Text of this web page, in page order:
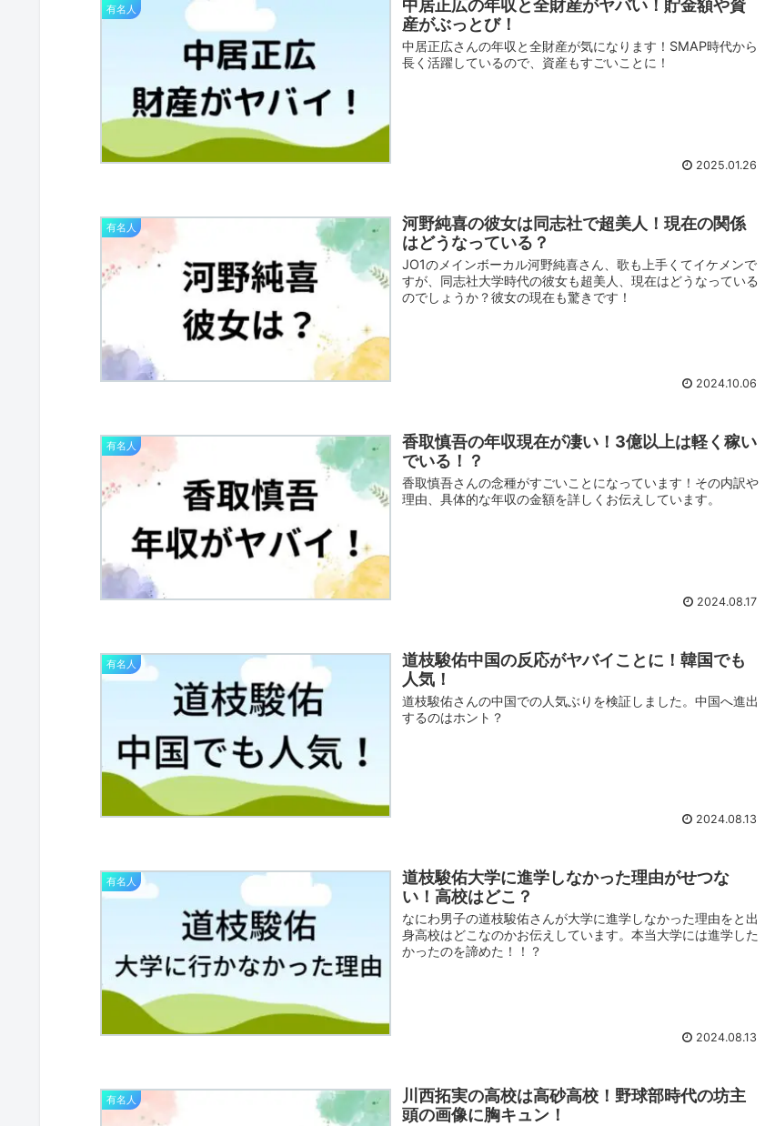
有名人
中居正広の年収と全財産がヤバい！貯金額や資
産がぶっとび！
中居正広さんの年収と全財産が気になります！SMAP時代から
長く活躍しているので、資産もすごいことに！
2025.01.26
有名人
河野純喜の彼女は同志社で超美人！現在の関係
はどうなっている？
JO1のメインボーカル河野純喜さん、歌も上手くてイケメンで
すが、同志社大学時代の彼女も超美人、現在はどうなっている
のでしょうか？彼女の現在も驚きです！
2024.10.06
有名人
香取慎吾の年収現在が凄い！3億以上は軽く稼い
でいる！？
香取慎吾さんの念種がすごいことになっています！その内訳や
理由、具体的な年収の金額を詳しくお伝えしています。
2024.08.17
有名人
道枝駿佑中国の反応がヤバイことに！韓国でも
人気！
道枝駿佑さんの中国での人気ぶりを検証しました。中国へ進出
するのはホント？
2024.08.13
有名人
道枝駿佑大学に進学しなかった理由がせつな
い！高校はどこ？
なにわ男子の道枝駿佑さんが大学に進学しなかった理由をと出
身高校はどこなのかお伝えしています。本当大学には進学した
かったのを諦めた！！？
2024.08.13
有名人
川西拓実の高校は高砂高校！野球部時代の坊主
頭の画像に胸キュン！